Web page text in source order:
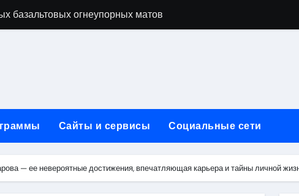
базальтовых огнеупорных матов
+ GEO/AEO — Новая формула цифрового присутствия в
горячие и мобильные варианты, рейтинг по
без верификации и участия банков с пополнением в USDT
Сайты и сервисы Социальные сети
— ее невероятные достижения, впечатляющая карьера и тайны личной